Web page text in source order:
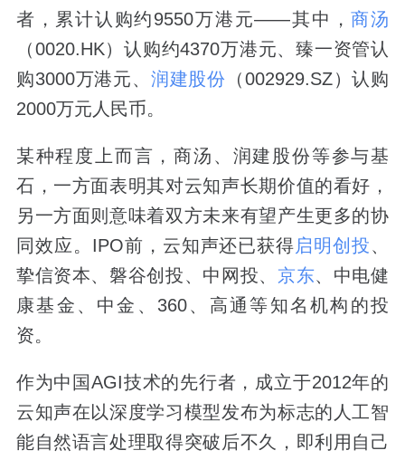
者，累计认购约9550万港元——其中，商汤
（0020.HK）认购约4370万港元、臻一资管认
购3000万港元、 润建股份 （002929.SZ）认购
2000万元人民币。
某种程度上而言，商汤、润建股份等参与基
石，一方面表明其对云知声长期价值的看好，
另一方面则意味着双方未来有望产生更多的协
同效应。IPO前，云知声还已获得启明创投、
挚信资本、磐谷创投、中网投、 京东、中电健
康基金、中金、360、高通等知名机构的投
资。
作为中国AGI技术的先行者，成立于2012年的
云知声在以深度学习模型发布为标志的人工智
能自然语言处理取得突破后不久，即利用自己